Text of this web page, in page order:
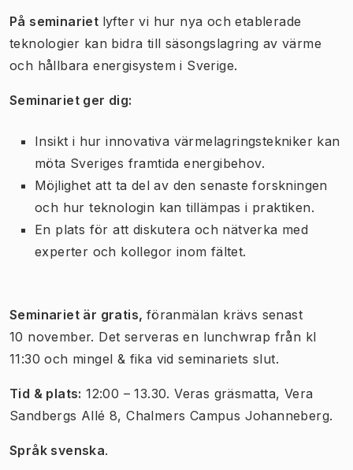
På seminariet lyfter vi hur nya och etablerade
teknologier kan bidra till säsongslagring av värme
och hållbara energisystem i Sverige.
Seminariet ger dig:
Insikt i hur innovativa värmelagringstekniker kan
möta Sveriges framtida energibehov.
Möjlighet att ta del av den senaste forskningen
och hur teknologin kan tillämpas i praktiken.
En plats för att diskutera och nätverka med
experter och kollegor inom fältet.
Seminariet är gratis, föranmälan krävs senast
10 november. Det serveras en lunchwrap från kl
11:30 och mingel & fika vid seminariets slut.
Tid & plats: 12:00 – 13.30. Veras gräsmatta, Vera
Sandbergs Allé 8, Chalmers Campus Johanneberg.
Språk svenska.